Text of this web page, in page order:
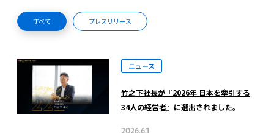
すべて プレスリリース
ニュース
竹之下社長が『2026年 日本を牽引する
34人の経営者』に選出されました。
2026.6.1